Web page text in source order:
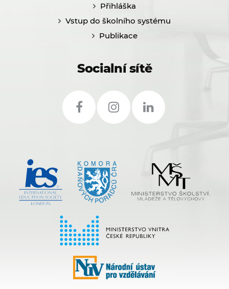
Přihláška
Vstup do školního systému
Publikace
Socialní sítě